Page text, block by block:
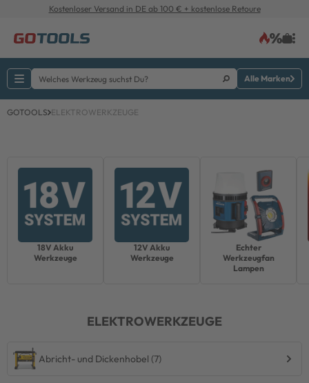
Kostenloser Versand in DE ab 100 € + kostenlose Retoure
Alle Marken
GOTOOLS ELEKTROWERKZEUGE
18V Akku
Werkzeuge
12V Akku
Werkzeuge
Echter
Werkzeugfan
Lampen
ELEKTROWERKZEUGE
Abricht- und Dickenhobel (7)